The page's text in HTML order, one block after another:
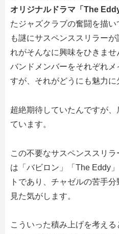
オリジナルドラマ「The Eddy
たジャズクラブの奮闘を描
も謎にサスペンススリラー
れがそんなに興味をひきま
バンドメンバーをそれぞれ
すが、それがどうにも魅力に
超絶期待していたんですが
ています。
この不要なサスペンススリ
は「バビロン」「The Eddy
トであり、チャゼルの苦手
見た気がします。
こういった積み上げを考え